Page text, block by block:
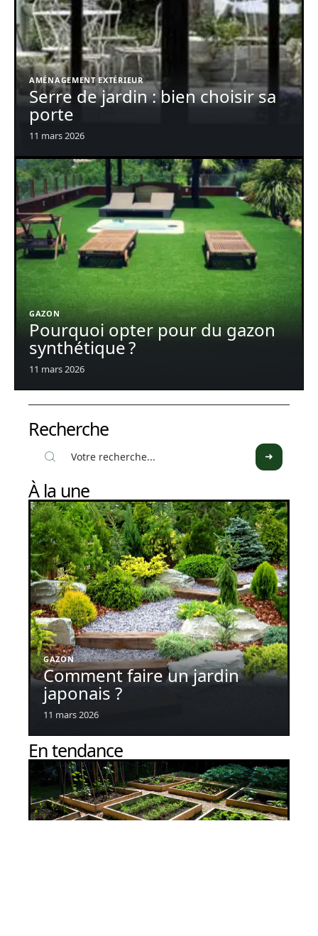
AMÉNAGEMENT EXTÉRIEUR
Serre de jardin : bien choisir sa
porte
11 mars 2026
GAZON
Pourquoi opter pour du gazon
synthétique ?
11 mars 2026
Recherche
À la une
GAZON
Comment faire un jardin
japonais ?
11 mars 2026
En tendance